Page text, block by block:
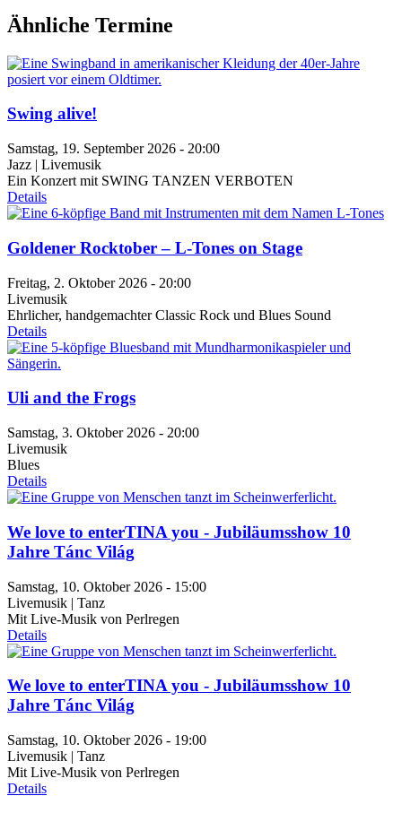
Ähnliche Termine
Swing alive!
Samstag, 19. September 2026 - 20:00
Jazz | Livemusik
Ein Konzert mit SWING TANZEN VERBOTEN
Details
Goldener Rocktober – L-Tones on Stage
Freitag, 2. Oktober 2026 - 20:00
Livemusik
Ehrlicher, handgemachter Classic Rock und Blues Sound
Details
Uli and the Frogs
Samstag, 3. Oktober 2026 - 20:00
Livemusik
Blues
Details
We love to enterTINA you - Jubiläumsshow 10
Jahre Tánc Világ
Samstag, 10. Oktober 2026 - 15:00
Livemusik | Tanz
Mit Live-Musik von Perlregen
Details
We love to enterTINA you - Jubiläumsshow 10
Jahre Tánc Világ
Samstag, 10. Oktober 2026 - 19:00
Livemusik | Tanz
Mit Live-Musik von Perlregen
Details